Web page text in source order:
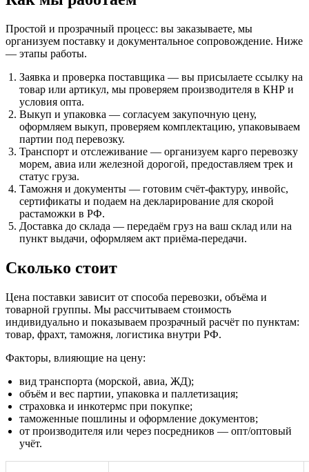
Простой и прозрачный процесс: вы заказываете, мы
организуем поставку и документальное сопровождение. Ниже
— этапы работы.
Заявка и проверка поставщика — вы присылаете ссылку на
товар или артикул, мы проверяем производителя в КНР и
условия опта.
Выкуп и упаковка — согласуем закупочную цену,
оформляем выкуп, проверяем комплектацию, упаковываем
партии под перевозку.
Транспорт и отслеживание — организуем карго перевозку
морем, авиа или железной дорогой, предоставляем трек и
статус груза.
Таможня и документы — готовим счёт-фактуру, инвойс,
сертификаты и подаем на декларирование для скорой
растаможки в РФ.
Доставка до склада — передаём груз на ваш склад или на
пункт выдачи, оформляем акт приёма-передачи.
Сколько стоит
Цена поставки зависит от способа перевозки, объёма и
товарной группы. Мы рассчитываем стоимость
индивидуально и показываем прозрачный расчёт по пунктам:
товар, фрахт, таможня, логистика внутри РФ.
Факторы, влияющие на цену:
вид транспорта (морской, авиа, ЖД);
объём и вес партии, упаковка и паллетизация;
страховка и инкотермс при покупке;
таможенные пошлины и оформление документов;
от производителя или через посредников — опт/оптовый
учёт.